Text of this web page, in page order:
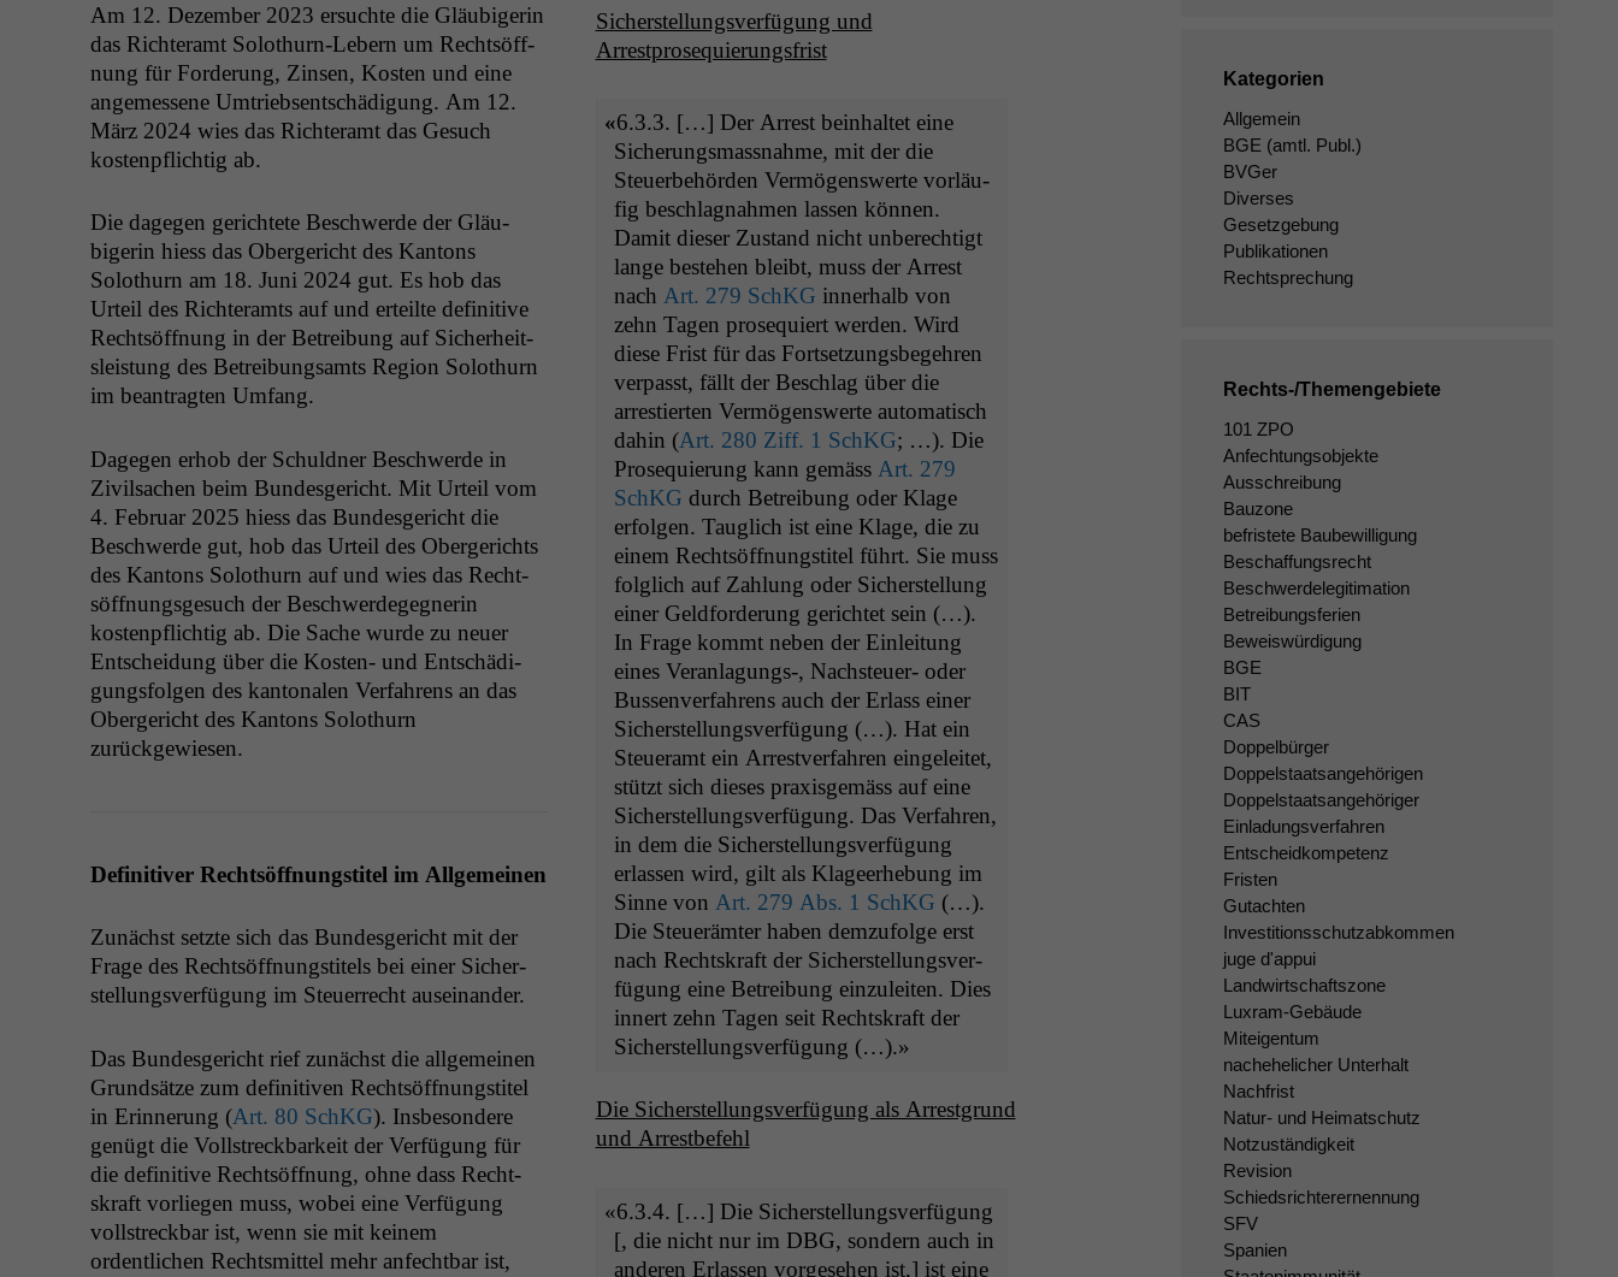
Am 12. Dezem­ber 2023 ersuchte die Gläu­bigerin
das Richter­amt Solothurn-Lebern um Recht­söff­
nung für Forderung, Zin­sen, Kosten und eine
angemessene Umtrieb­sentschädi­gung. Am 12.
März 2024 wies das Richter­amt das Gesuch
kostenpflichtig ab.
Die dage­gen gerichtete Beschw­erde der Gläu­
bigerin hiess das Oberg­ericht des Kan­tons
Solothurn am 18. Juni 2024 gut. Es hob das
Urteil des Richter­amts auf und erteilte defin­i­tive
Recht­söff­nung in der Betrei­bung auf Sicher­heit­
sleis­tung des Betrei­bungsamts Region Solothurn
im beantragten Umfang.
Dage­gen erhob der Schuld­ner Beschw­erde in
Zivil­sachen beim Bun­des­gericht. Mit Urteil vom
4. Feb­ru­ar 2025 hiess das Bun­des­gericht die
Beschw­erde gut, hob das Urteil des Oberg­erichts
des Kan­tons Solothurn auf und wies das Recht­
söff­nungs­ge­such der Beschw­erdegeg­ner­in
kostenpflichtig ab. Die Sache wurde zu neuer
Entschei­dung über die Kosten- und Entschädi­
gungs­fol­gen des kan­tonalen Ver­fahrens an das
Oberg­ericht des Kan­tons Solothurn
zurückgewiesen.
Defin­i­tiv­er Recht­söff­nungsti­tel im All­ge­meinen
Zunächst set­zte sich das Bun­des­gericht mit der
Frage des Recht­söff­nungsti­tels bei ein­er Sich­er­
stel­lungsver­fü­gung im Steuer­recht auseinander.
Das Bun­des­gericht rief zunächst die all­ge­meinen
Grund­sätze zum defin­i­tiv­en Recht­söff­nungsti­tel
in Erin­nerung (Art. 80 SchKG). Ins­beson­dere
genügt die Voll­streck­barkeit der Ver­fü­gung für
die defin­i­tive Recht­söff­nung, ohne dass Recht­
skraft vor­liegen muss, wobei eine Ver­fü­gung
voll­streck­bar ist, wenn sie mit keinem
ordentlichen Rechtsmit­tel mehr anfecht­bar ist,
Sich­er­stel­lungsver­fü­gung und
Arrestprosequierungsfrist
«6.3.3. […] Der Arrest bein­hal­tet eine
Sicherungs­mass­nahme, mit der die
Steuer­be­hör­den Ver­mö­genswerte vor­läu­
fig beschlagnah­men lassen kön­nen.
Damit dieser Zus­tand nicht unberechtigt
lange beste­hen bleibt, muss der Arrest
nach Art. 279 SchKG inner­halb von
zehn Tagen pros­e­quiert wer­den. Wird
diese Frist für das Fort­set­zungs­begehren
ver­passt, fällt der Beschlag über die
arrestierten Ver­mö­genswerte automa­tisch
dahin (Art. 280 Ziff. 1 SchKG; …). Die
Pros­e­quierung kann gemäss Art. 279
SchKG durch Betrei­bung oder Klage
erfol­gen. Tauglich ist eine Klage, die zu
einem Recht­söff­nungsti­tel führt. Sie muss
fol­glich auf Zahlung oder Sich­er­stel­lung
ein­er Geld­forderung gerichtet sein (…).
In Frage kommt neben der Ein­leitung
eines Veranlagungs‑, Nach­s­teuer- oder
Bussen­ver­fahrens auch der Erlass ein­er
Sich­er­stel­lungsver­fü­gung (…). Hat ein
Steuer­amt ein Arrestver­fahren ein­geleit­et,
stützt sich dieses prax­is­gemäss auf eine
Sich­er­stel­lungsver­fü­gung. Das Ver­fahren,
in dem die Sich­er­stel­lungsver­fü­gung
erlassen wird, gilt als Klageer­he­bung im
Sinne von Art. 279 Abs. 1 SchKG (…).
Die Steuerämter haben demzu­folge erst
nach Recht­skraft der Sich­er­stel­lungsver­
fü­gung eine Betrei­bung einzuleit­en. Dies
innert zehn Tagen seit Recht­skraft der
Sicherstellungsverfügung (…).»
Die Sich­er­stel­lungsver­fü­gung als Arrest­grund
und Arrestbefehl
«6.3.4. […] Die Sich­er­stel­lungsver­fü­gung
[, die nicht nur im DBG, son­dern auch in
anderen Erlassen vorge­se­hen ist,] ist eine
Kategorien
Allgemein
BGE (amtl. Publ.)
BVGer
Diverses
Gesetzgebung
Publikationen
Rechtsprechung
Rechts-/Themengebiete
101 ZPO
Anfechtungsobjekte
Ausschreibung
Bauzone
befristete Baubewilligung
Beschaffungsrecht
Beschwerdelegitimation
Betreibungsferien
Beweiswürdigung
BGE
BIT
CAS
Doppelbürger
Doppelstaatsangehörigen
Doppelstaatsangehöriger
Einladungsverfahren
Entscheidkompetenz
Fristen
Gutachten
Investitionsschutzabkommen
juge d'appui
Landwirtschaftszone
Luxram-Gebäude
Miteigentum
nachehelicher Unterhalt
Nachfrist
Natur- und Heimatschutz
Notzuständigkeit
Revision
Schiedsrichterernennung
SFV
Spanien